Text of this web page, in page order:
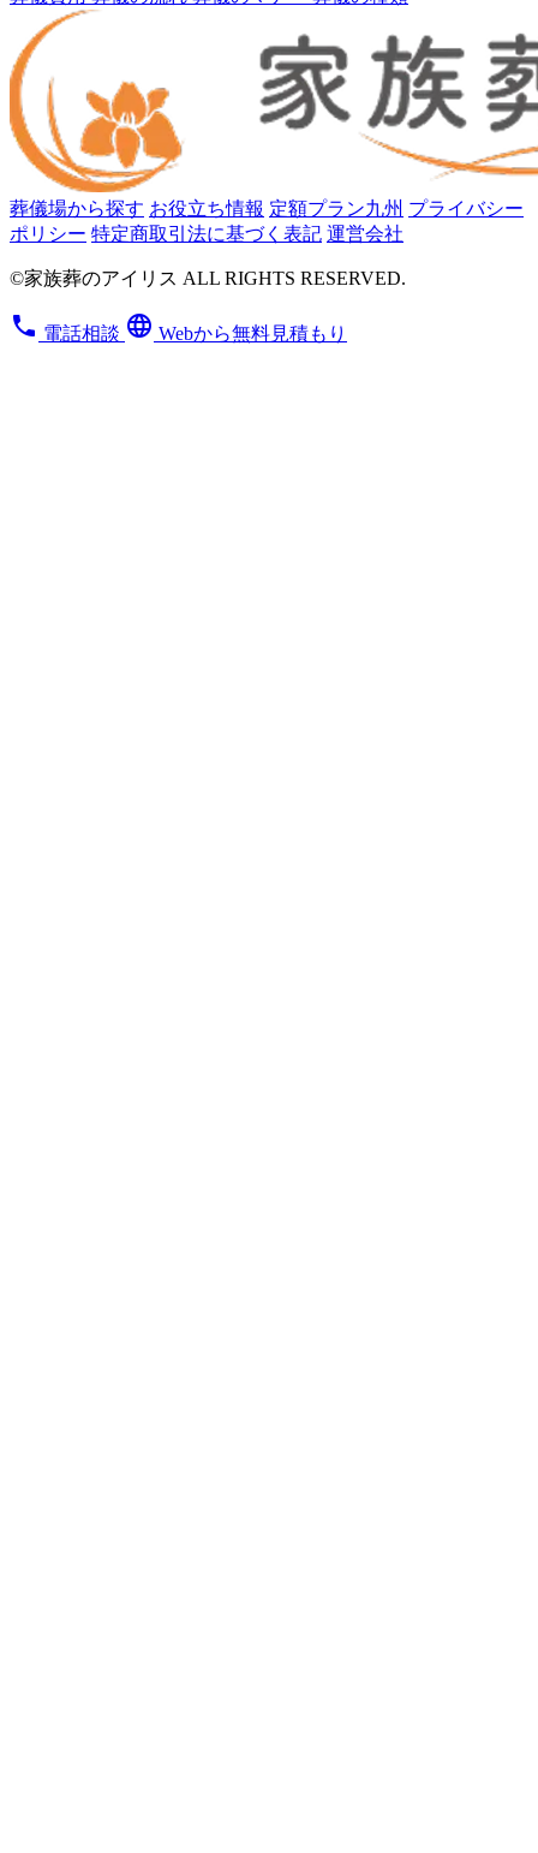
葬儀場から探す お役立ち情報 定額プラン九州 プライバシー
ポリシー 特定商取引法に基づく表記 運営会社
©家族葬のアイリス ALL RIGHTS RESERVED.
phone 電話相談 language Webから無料見積もり